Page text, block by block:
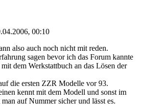
00:10
also auch noch nicht mit reden.
sagen bevor ich das Forum kannte
dem Werkstattbuch an das Lösen der
die ersten ZZR Modelle vor 93.
kennt mit dem Modell und sonst im
auf Nummer sicher und lässt es.